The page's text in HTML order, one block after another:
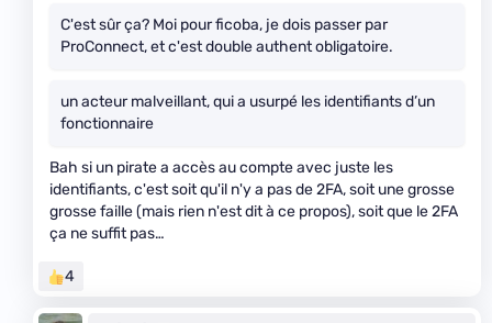
C'est sûr ça? Moi pour ficoba, je dois passer par
ProConnect, et c'est double authent obligatoire.
un acteur malveillant, qui a usurpé les identifiants d’un
fonctionnaire
Bah si un pirate a accès au compte avec juste les
identifiants, c'est soit qu'il n'y a pas de 2FA, soit une grosse
grosse faille (mais rien n'est dit à ce propos), soit que le 2FA
ça ne suffit pas…
4